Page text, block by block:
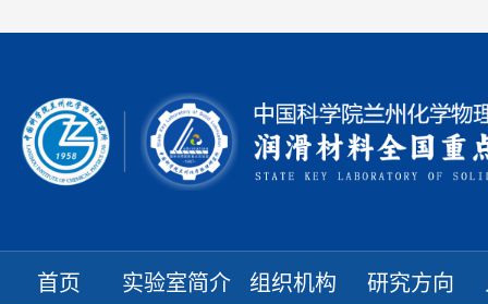
首页 实验室简介 组织机构 研究方向